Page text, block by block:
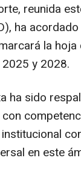
reunida
ha
la
y 2028.
ha sido
en este